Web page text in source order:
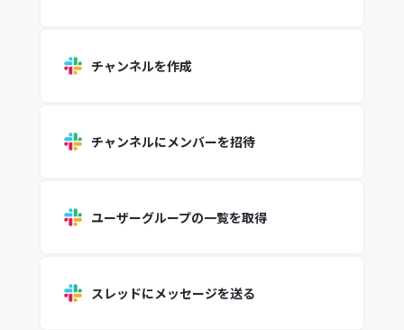
チャンネルを作成
チャンネルにメンバーを招待
ユーザーグループの一覧を取得
スレッドにメッセージを送る